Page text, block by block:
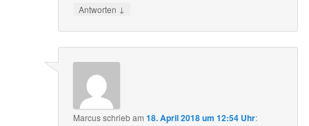
Antworten ↓
Marcusschriebam18. April 2018 um 12:54 Uhr: